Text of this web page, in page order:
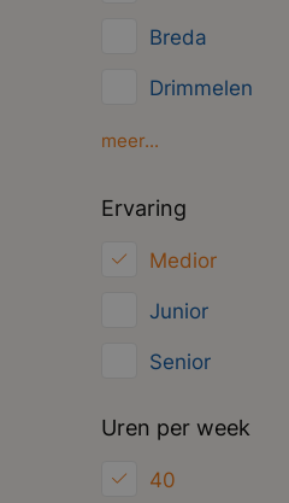
Breda
Drimmelen
Gilze
meer...
Ervaring
Medior
Junior
Senior
Uren per week
40